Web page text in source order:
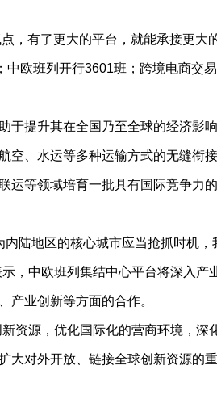
有了更大的平台，就能承接更大
欧班列开行3601班；跨境电商交易
提升其在全国乃至全球的经济影
空、水运等多种运输方式的无缝衔
运等领域培育一批具有国际竞争力
地区的核心城市应当抢抓时机，
，中欧班列集结中心平台将深入
产业创新等方面的合作。
源，优化国际化的营商环境，深
大对外开放、链接全球创新资源的